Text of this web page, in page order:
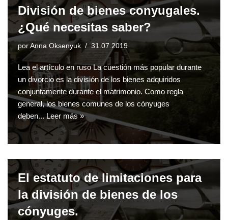
División de bienes conyugales.
¿Qué necesitas saber?
por Anna Oksenyuk 31.07.2019
Lea el artículo en ruso La cuestión más popular durante
un divorcio es la división de los bienes adquiridos
conjuntamente durante el matrimonio. Como regla
general, los bienes comunes de los cónyuges
deben...Leer más »
El estatuto de limitaciones para
la división de bienes de los
cónyuges.